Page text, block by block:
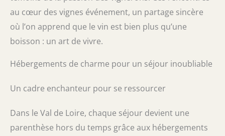
au cœur des vignes événement, un partage sincère
où l’on apprend que le vin est bien plus qu’une
boisson : un art de vivre.
Hébergements de charme pour un séjour inoubliable
Un cadre enchanteur pour se ressourcer
Dans le Val de Loire, chaque séjour devient une
parenthèse hors du temps grâce aux hébergements